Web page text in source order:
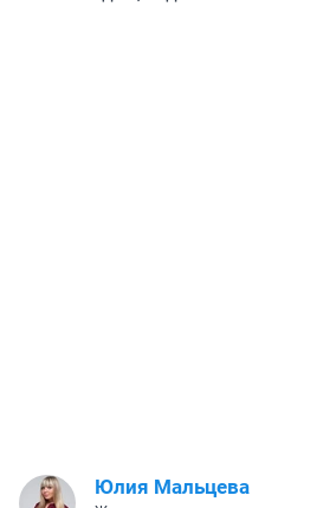
Юлия Мальцева